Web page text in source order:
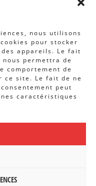
nous utilisons
pour stocker
appareils. Le fait
permettra de
comportement de
ce site. Le fait de ne
peut
caractéristiques
|
PAR